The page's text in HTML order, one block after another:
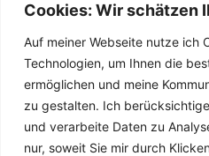
Cookies: Wir schätzen
Auf meiner Webseite nutze ich
Technologien, um Ihnen die
ermöglichen und meine
zu gestalten. Ich
und verarbeite Daten zu
nur, soweit Sie mir durch
der
Produktseite
gewählt
werden
0.6 0.7 Benzin
Details